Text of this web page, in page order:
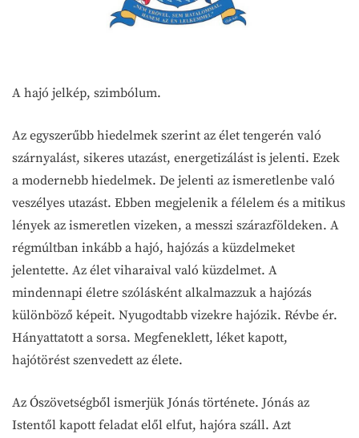
A hajó jelkép, szimbólum.
Az egyszerűbb hiedelmek szerint az élet tengerén való
szárnyalást, sikeres utazást, energetizálást is jelenti. Ezek
a modernebb hiedelmek. De jelenti az ismeretlenbe való
veszélyes utazást. Ebben megjelenik a félelem és a mitikus
lények az ismeretlen vizeken, a messzi szárazföldeken. A
régmúltban inkább a hajó, hajózás a küzdelmeket
jelentette. Az élet viharaival való küzdelmet. A
mindennapi életre szólásként alkalmazzuk a hajózás
különböző képeit. Nyugodtabb vizekre hajózik. Révbe ér.
Hányattatott a sorsa. Megfeneklett, léket kapott,
hajótörést szenvedett az élete.
Az Ószövetségből ismerjük Jónás története. Jónás az
Istentől kapott feladat elől elfut, hajóra száll. Azt